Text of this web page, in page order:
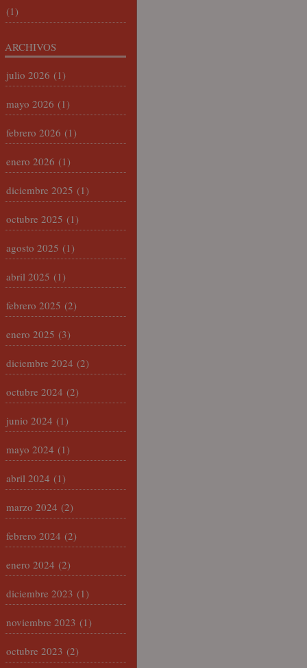
(1)
ARCHIVOS
julio 2026 (1)
mayo 2026 (1)
febrero 2026 (1)
enero 2026 (1)
diciembre 2025 (1)
octubre 2025 (1)
agosto 2025 (1)
abril 2025 (1)
febrero 2025 (2)
enero 2025 (3)
diciembre 2024 (2)
octubre 2024 (2)
junio 2024 (1)
mayo 2024 (1)
abril 2024 (1)
marzo 2024 (2)
febrero 2024 (2)
enero 2024 (2)
diciembre 2023 (1)
noviembre 2023 (1)
octubre 2023 (2)